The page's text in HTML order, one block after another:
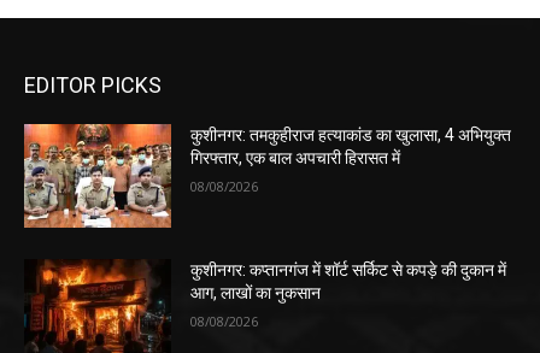
EDITOR PICKS
कुशीनगर: तमकुहीराज हत्याकांड का खुलासा, 4 अभियुक्त
गिरफ्तार, एक बाल अपचारी हिरासत में
08/08/2026
कुशीनगर: कप्तानगंज में शॉर्ट सर्किट से कपड़े की दुकान में
आग, लाखों का नुकसान
08/08/2026